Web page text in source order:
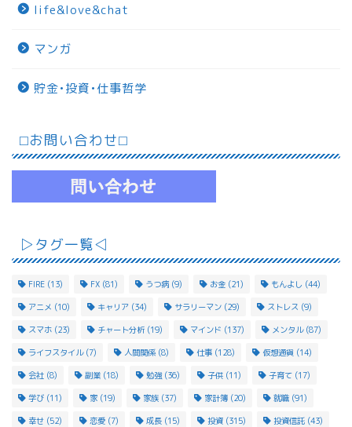
life&love&chat
マンガ
貯金•投資•仕事哲学
⬜︎お問い合わせ⬜︎
▷タグ一覧◁
FIRE (13) FX (81) うつ病 (9) お金 (21) もんよし (44)
アニメ (10) キャリア (34) サラリーマン (29) ストレス (9)
スマホ (23) チャート分析 (19) マインド (137) メンタル(87)
ライフスタイル(7) 人間関係 (8) 仕事 (128) 仮想通貨 (14)
会社 (8) 副業 (18) 勉強(36) 子供 (11) 子育て (17)
学び (11) 家 (19) 家族 (37) 家計簿 (20) 就職 (91)
幸せ (52) 恋愛 (7) 成長 (15) 投資 (315) 投資信託 (43)